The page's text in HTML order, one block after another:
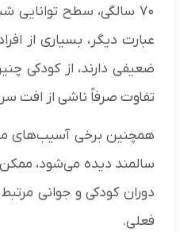
عبارت دیگر، بسیاری از
ضعیفی دارند، از کودکی
تفاوت صرفاً ناشی از افت
همچنین برخی آسیب‌های
سالمند دیده می‌شود،
دوران کودکی و جوانی
فعلی.